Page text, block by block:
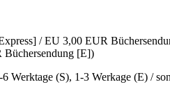
/ EU 3,00 EUR
Büchersendung [E])
(S), 1-3 Werkage (E) /